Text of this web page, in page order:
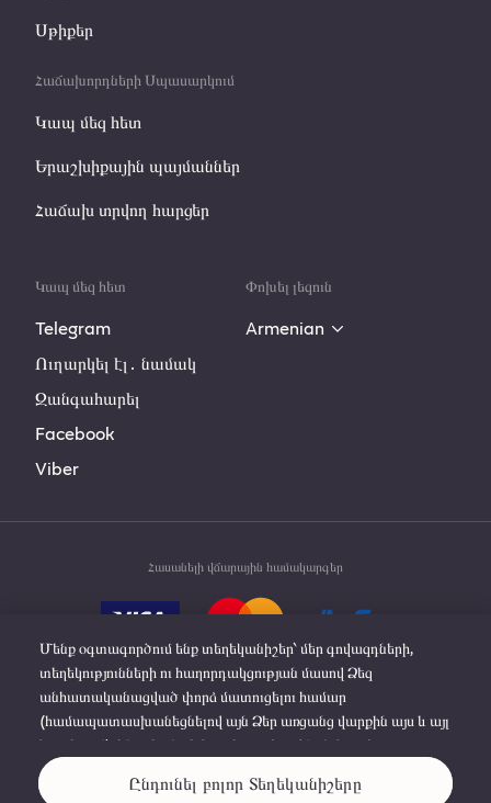
Սթիքեր
Հաճախորդների Սպասարկում
Կապ մեզ հետ
Երաշխիքային պայմաններ
Հաճախ տրվող հարցեր
Կապ մեզ հետ
Telegram
Ուղարկել էլ․ նամակ
Զանգահարել
Facebook
Viber
Փոխել լեզուն
Armenian
Հասանելի վճարային համակարգեր
© 2019-2025 Philip Morris Products S.A. All rights
reserved.
Մենք օգտագործում ենք տեղեկանիշեր՝ մեր գովազդների,
տեղեկությունների ու հաղորդակցության մասով Ձեզ
անհատականացված փորձ մատուցելու համար
(համապատասխանեցնելով այն Ձեր առցանց վարքին այս և այլ
կայքերում), ինչպես նաև կայքի բարելավման, կայքի
գործարկման և Ձեր նախասիրությունները հիշելու համար։
Սեղմեք «Իմանալ ավելին» լրացուցիչ մանրամասների կամ
Ընդունել բոլոր Տեղեկանիշերը